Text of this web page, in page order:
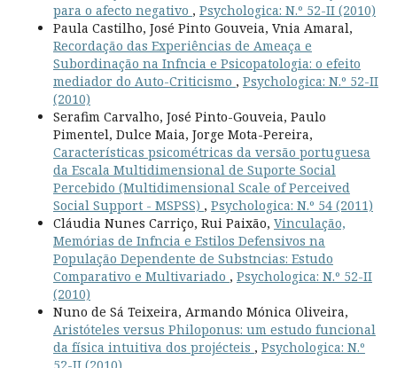
para o afecto negativo , Psychologica: N.º 52-II (2010)
Paula Castilho, José Pinto Gouveia, Vnia Amaral,
Recordação das Experiências de Ameaça e
Subordinação na Infncia e Psicopatologia: o efeito
mediador do Auto-Criticismo , Psychologica: N.º 52-II
(2010)
Serafim Carvalho, José Pinto-Gouveia, Paulo
Pimentel, Dulce Maia, Jorge Mota-Pereira,
Características psicométricas da versão portuguesa
da Escala Multidimensional de Suporte Social
Percebido (Multidimensional Scale of Perceived
Social Support - MSPSS) , Psychologica: N.º 54 (2011)
Cláudia Nunes Carriço, Rui Paixão, Vinculação,
Memórias de Infncia e Estilos Defensivos na
População Dependente de Substncias: Estudo
Comparativo e Multivariado , Psychologica: N.º 52-II
(2010)
Nuno de Sá Teixeira, Armando Mónica Oliveira,
Aristóteles versus Philoponus: um estudo funcional
da física intuitiva dos projécteis , Psychologica: N.º